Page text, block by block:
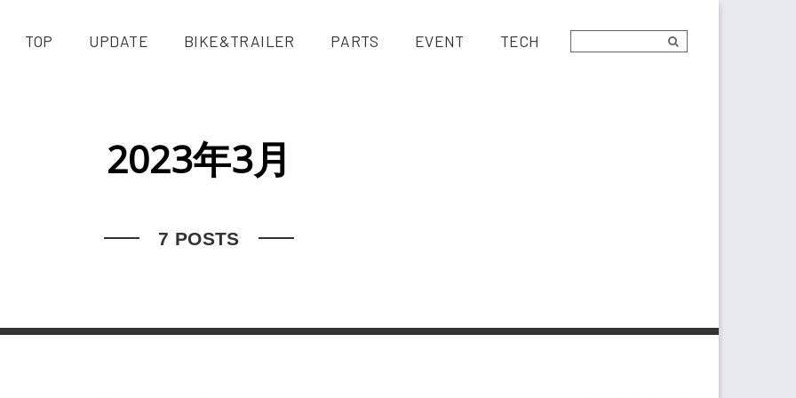
TOP UPDATE BIKE&TRAILER PARTS EVENT TECH
2023年3月
7 POSTS